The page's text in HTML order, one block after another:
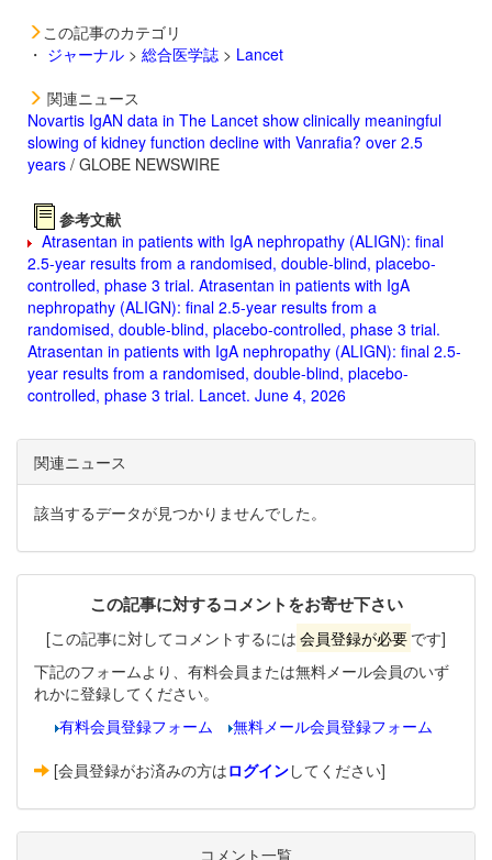
この記事のカテゴリ
・ ジャーナル > 総合医学誌 > Lancet
関連ニュース
Novartis IgAN data in The Lancet show clinically meaningful
slowing of kidney function decline with Vanrafia? over 2.5
years / GLOBE NEWSWIRE
参考文献
Atrasentan in patients with IgA nephropathy (ALIGN): final
2.5-year results from a randomised, double-blind, placebo-
controlled, phase 3 trial. Atrasentan in patients with IgA
nephropathy (ALIGN): final 2.5-year results from a
randomised, double-blind, placebo-controlled, phase 3 trial.
Atrasentan in patients with IgA nephropathy (ALIGN): final 2.5-
year results from a randomised, double-blind, placebo-
controlled, phase 3 trial. Lancet. June 4, 2026
関連ニュース
該当するデータが見つかりませんでした。
この記事に対するコメントをお寄せ下さい
[この記事に対してコメントするには 会員登録が必要 です]
下記のフォームより、有料会員または無料メール会員のいず
れかに登録してください。
有料会員登録フォーム
無料メール会員登録フォーム
[会員登録がお済みの方はログインしてください]
コメント一覧